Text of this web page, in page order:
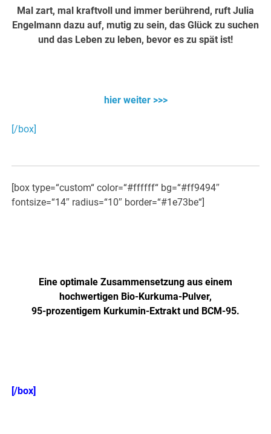
Mal zart, mal kraftvoll und immer berührend, ruft Julia
Engelmann dazu auf, mutig zu sein, das Glück zu suchen
und das Leben zu leben, bevor es zu spät ist!
hier weiter >>>
[/box]
[box type=“custom“ color=“#ffffff“ bg=“#ff9494″
fontsize=“14″ radius=“10″ border=“#1e73be“]
Eine optimale Zusammensetzung aus einem
hochwertigen Bio-Kurkuma-Pulver,
95-prozentigem Kurkumin-Extrakt und BCM-95.
[/box]